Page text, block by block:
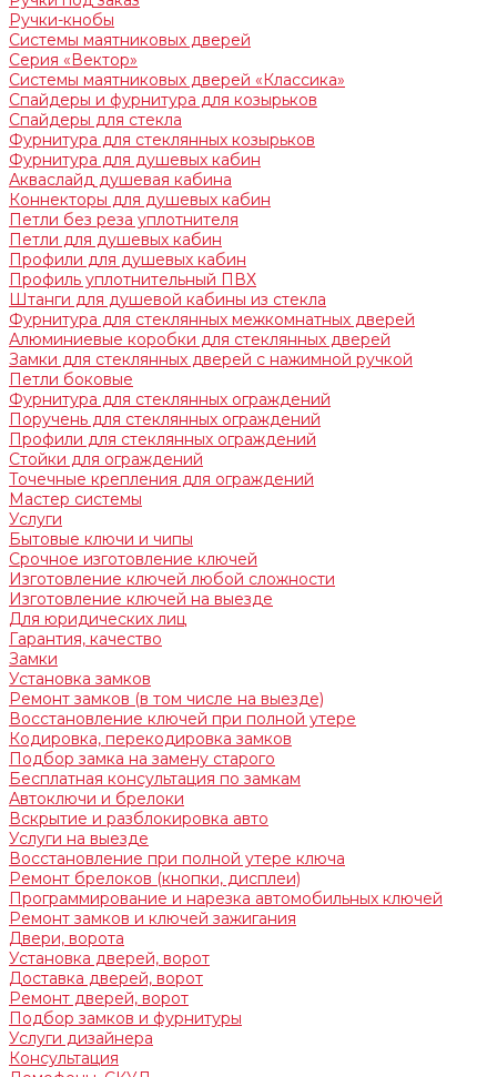
Ручки-кнобы
Системы маятниковых дверей
Серия «Вектор»
Системы маятниковых дверей «Классика»
Спайдеры и фурнитура для козырьков
Спайдеры для стекла
Фурнитура для стеклянных козырьков
Фурнитура для душевых кабин
Акваслайд душевая кабина
Коннекторы для душевых кабин
Петли без реза уплотнителя
Петли для душевых кабин
Профили для душевых кабин
Профиль уплотнительный ПВХ
Штанги для душевой кабины из стекла
Фурнитура для стеклянных межкомнатных дверей
Алюминиевые коробки для стеклянных дверей
Замки для стеклянных дверей с нажимной ручкой
Петли боковые
Фурнитура для стеклянных ограждений
Поручень для стеклянных ограждений
Профили для стеклянных ограждений
Стойки для ограждений
Точечные крепления для ограждений
Мастер системы
Услуги
Бытовые ключи и чипы
Срочное изготовление ключей
Изготовление ключей любой сложности
Изготовление ключей на выезде
Для юридических лиц
Гарантия, качество
Замки
Установка замков
Ремонт замков (в том числе на выезде)
Восстановление ключей при полной утере
Кодировка, перекодировка замков
Подбор замка на замену старого
Бесплатная консультация по замкам
Автоключи и брелоки
Вскрытие и разблокировка авто
Услуги на выезде
Восстановление при полной утере ключа
Ремонт брелоков (кнопки, дисплеи)
Программирование и нарезка автомобильных ключей
Ремонт замков и ключей зажигания
Двери, ворота
Установка дверей, ворот
Доставка дверей, ворот
Ремонт дверей, ворот
Подбор замков и фурнитуры
Услуги дизайнера
Консультация